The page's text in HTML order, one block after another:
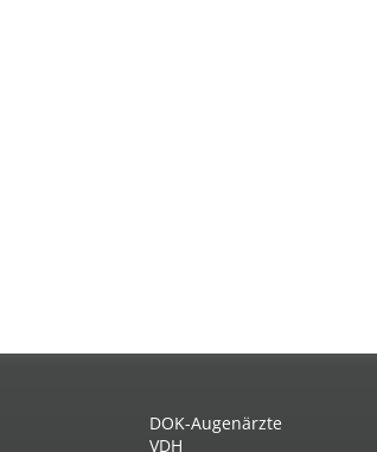
DOK-Augenärzte
VDH